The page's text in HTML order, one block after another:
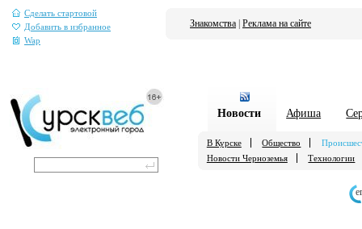
Сделать стартовой
Добавить в избранное
Wap
Знакомства Реклама на сайте
Новости Афиша
В Курске Общество
Новости Черноземья
Технологии